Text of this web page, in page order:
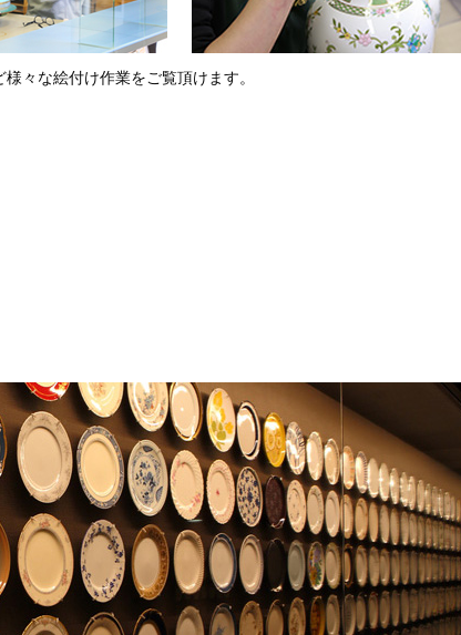
々な絵付け作業をご覧頂けます。